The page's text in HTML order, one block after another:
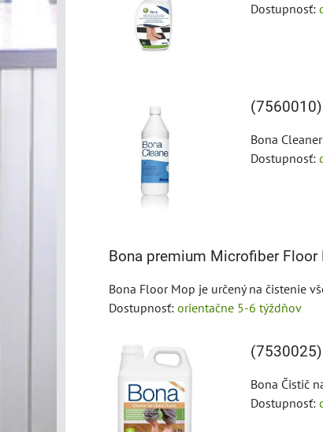
Dostupnosť:
Bona
Dostupnosť:
Bona premium Microfiber
Bona Floor Mop je určený na čistenie
Dostupnosť: orientačne 5-6 týždňov
Bona Čistič
Dostupnosť: